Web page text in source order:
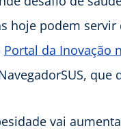
hoje podem
Portal da Inovação
vai